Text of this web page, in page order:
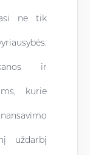
ne tik
ir
kurie
uždarbį